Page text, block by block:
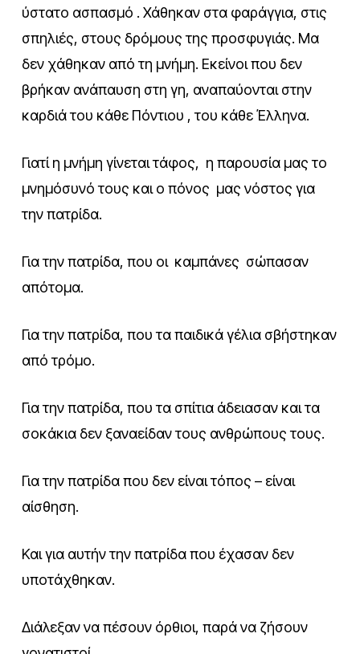
ύστατο ασπασμό . Χάθηκαν στα φαράγγια, στις
σπηλιές, στους δρόμους της προσφυγιάς. Μα
δεν χάθηκαν από τη μνήμη. Εκείνοι που δεν
βρήκαν ανάπαυση στη γη, αναπαύονται στην
καρδιά του κάθε Πόντιου , του κάθε Έλληνα.
Γιατί η μνήμη γίνεται τάφος, η παρουσία μας το
μνημόσυνό τους και ο πόνος μας νόστος για
την πατρίδα.
Για την πατρίδα, που οι καμπάνες σώπασαν
απότομα.
Για την πατρίδα, που τα παιδικά γέλια σβήστηκαν
από τρόμο.
Για την πατρίδα, που τα σπίτια άδειασαν και τα
σοκάκια δεν ξαναείδαν τους ανθρώπους τους.
Για την πατρίδα που δεν είναι τόπος – είναι
αίσθηση.
Και για αυτήν την πατρίδα που έχασαν δεν
υποτάχθηκαν.
Διάλεξαν να πέσουν όρθιοι, παρά να ζήσουν